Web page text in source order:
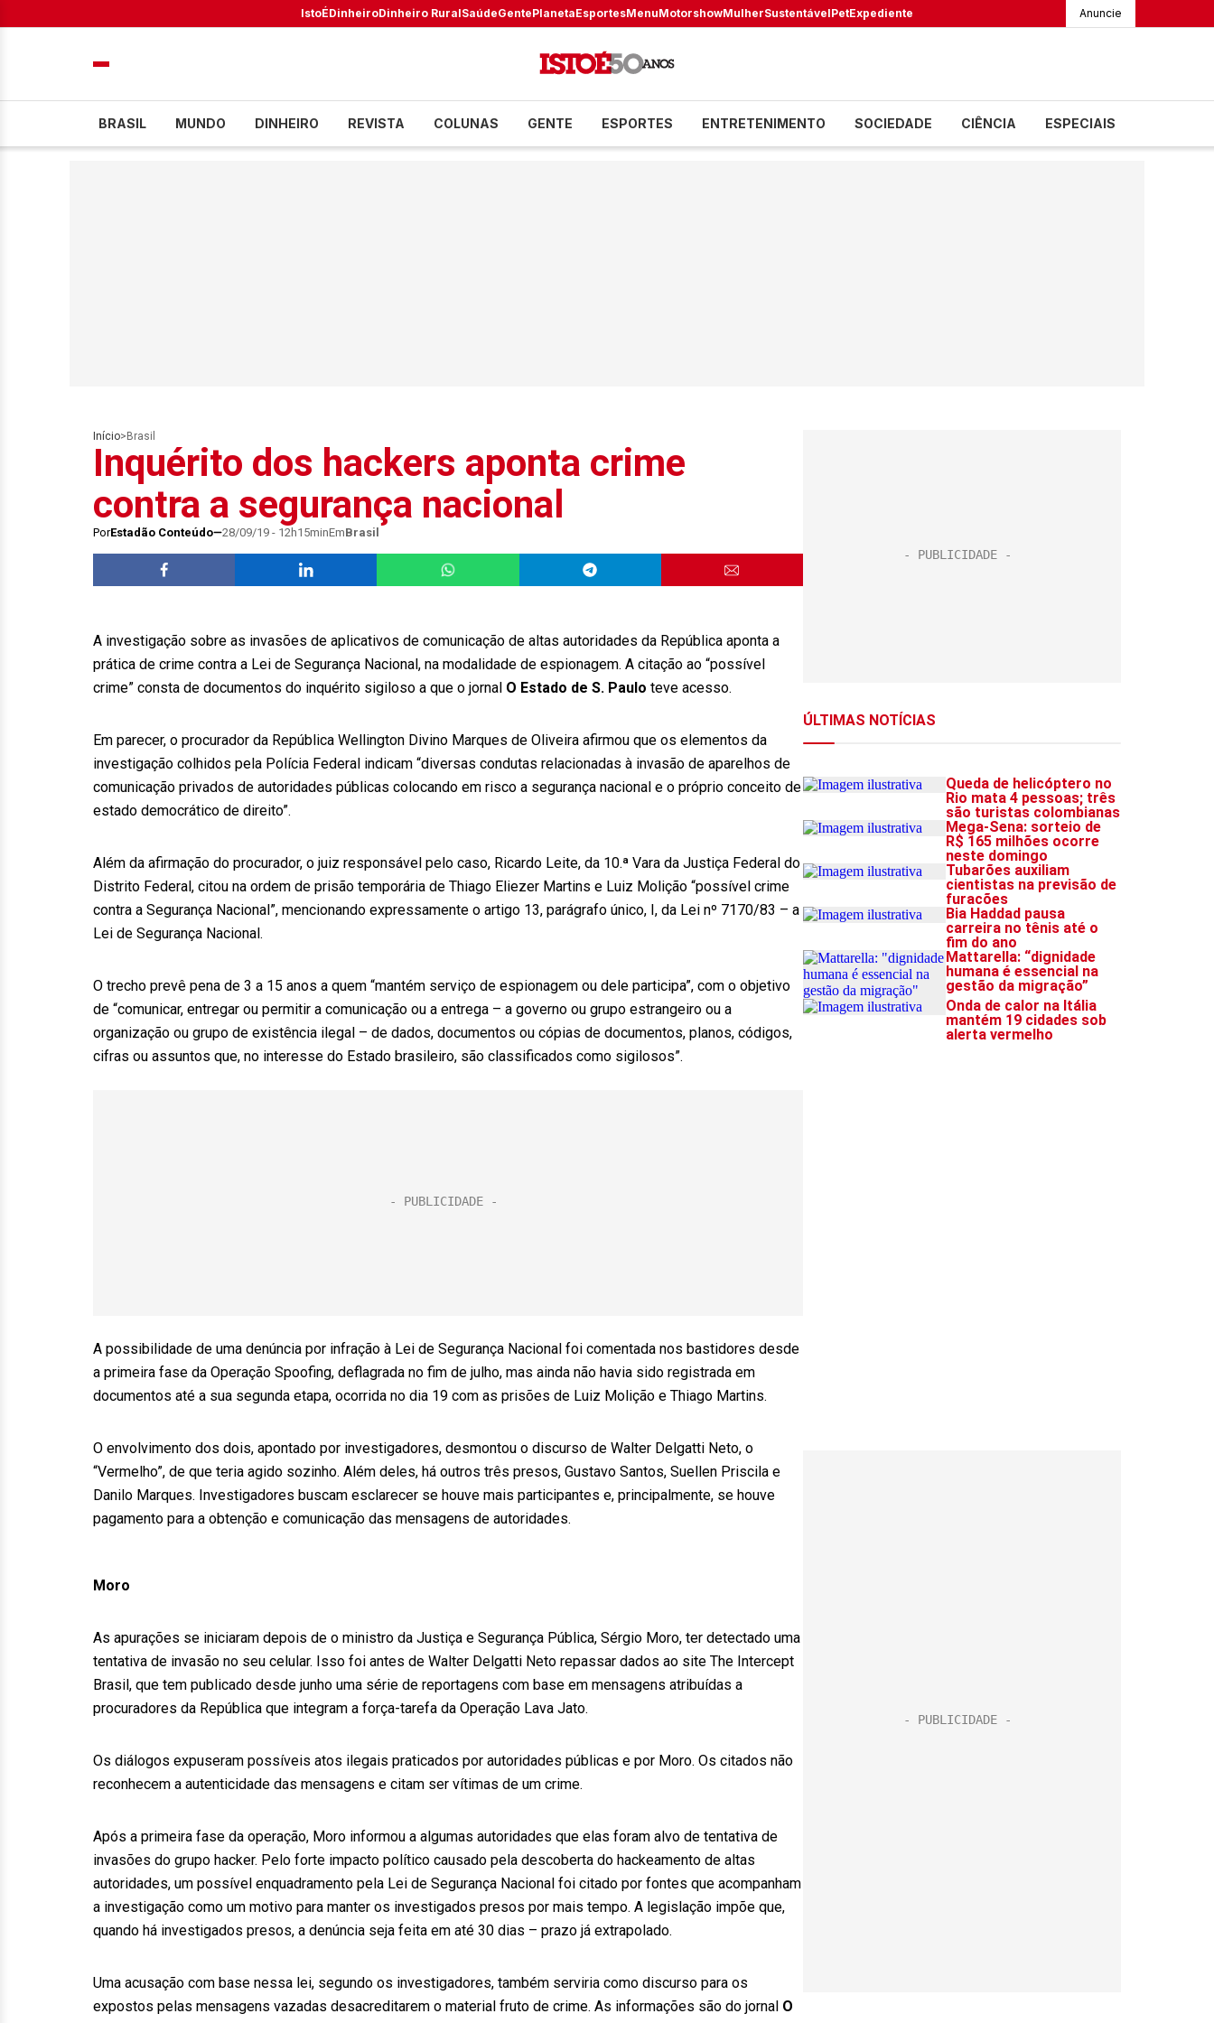
IstoÉDinheiroDinheiro RuralSaúdeGentePlanetaEsportesMenuMotorshowMulherSustentávelPetExpediente Anuncie
BRASIL MUNDO DINHEIRO REVISTA COLUNAS GENTE ESPORTES ENTRETENIMENTO SOCIEDADE CIÊNCIA ESPECIAIS
Início> Brasil
Inquérito dos hackers aponta crime
contra a segurança nacional
PorEstadão Conteúdo 28/09/19 - 12h15minEmBrasil
A investigação sobre as invasões de aplicativos de comunicação de altas autoridades da República aponta a
prática de crime contra a Lei de Segurança Nacional, na modalidade de espionagem. A citação ao “possível
crime” consta de documentos do inquérito sigiloso a que o jornal O Estado de S. Paulo teve acesso.
Em parecer, o procurador da República Wellington Divino Marques de Oliveira afirmou que os elementos da
investigação colhidos pela Polícia Federal indicam “diversas condutas relacionadas à invasão de aparelhos de
comunicação privados de autoridades públicas colocando em risco a segurança nacional e o próprio conceito de
estado democrático de direito”.
Além da afirmação do procurador, o juiz responsável pelo caso, Ricardo Leite, da 10.ª Vara da Justiça Federal do
Distrito Federal, citou na ordem de prisão temporária de Thiago Eliezer Martins e Luiz Molição “possível crime
contra a Segurança Nacional”, mencionando expressamente o artigo 13, parágrafo único, I, da Lei nº 7170/83 – a
Lei de Segurança Nacional.
O trecho prevê pena de 3 a 15 anos a quem “mantém serviço de espionagem ou dele participa”, com o objetivo
de “comunicar, entregar ou permitir a comunicação ou a entrega – a governo ou grupo estrangeiro ou a
organização ou grupo de existência ilegal – de dados, documentos ou cópias de documentos, planos, códigos,
cifras ou assuntos que, no interesse do Estado brasileiro, são classificados como sigilosos”.
A possibilidade de uma denúncia por infração à Lei de Segurança Nacional foi comentada nos bastidores desde
a primeira fase da Operação Spoofing, deflagrada no fim de julho, mas ainda não havia sido registrada em
documentos até a sua segunda etapa, ocorrida no dia 19 com as prisões de Luiz Molição e Thiago Martins.
O envolvimento dos dois, apontado por investigadores, desmontou o discurso de Walter Delgatti Neto, o
“Vermelho”, de que teria agido sozinho. Além deles, há outros três presos, Gustavo Santos, Suellen Priscila e
Danilo Marques. Investigadores buscam esclarecer se houve mais participantes e, principalmente, se houve
pagamento para a obtenção e comunicação das mensagens de autoridades.
Moro
As apurações se iniciaram depois de o ministro da Justiça e Segurança Pública, Sérgio Moro, ter detectado uma
tentativa de invasão no seu celular. Isso foi antes de Walter Delgatti Neto repassar dados ao site The Intercept
Brasil, que tem publicado desde junho uma série de reportagens com base em mensagens atribuídas a
procuradores da República que integram a força-tarefa da Operação Lava Jato.
Os diálogos expuseram possíveis atos ilegais praticados por autoridades públicas e por Moro. Os citados não
reconhecem a autenticidade das mensagens e citam ser vítimas de um crime.
Após a primeira fase da operação, Moro informou a algumas autoridades que elas foram alvo de tentativa de
invasões do grupo hacker. Pelo forte impacto político causado pela descoberta do hackeamento de altas
autoridades, um possível enquadramento pela Lei de Segurança Nacional foi citado por fontes que acompanham
a investigação como um motivo para manter os investigados presos por mais tempo. A legislação impõe que,
quando há investigados presos, a denúncia seja feita em até 30 dias – prazo já extrapolado.
Uma acusação com base nessa lei, segundo os investigadores, também serviria como discurso para os
expostos pelas mensagens vazadas desacreditarem o material fruto de crime. As informações são do jornal O